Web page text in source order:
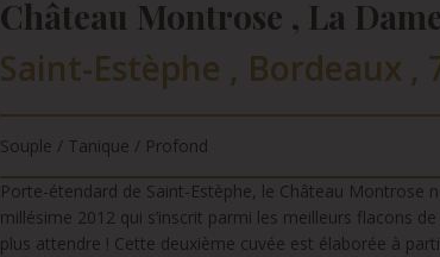
Château Montrose , La
Saint-Estèphe , Bordeaux ,
Souple / Tanique / Profond
Porte-étendard de Saint-Estèphe, le Château Montrose
millésime 2012 qui s’inscrit parmi les meilleurs flacons
plus attendre ! Cette deuxième cuvée est élaborée à